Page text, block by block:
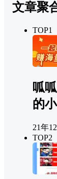
文章聚
TOP1
呱
的
21年
TOP2